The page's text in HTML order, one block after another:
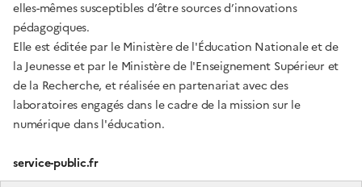
elles-mêmes susceptibles d’être sources d’innovations
pédagogiques.
Elle est éditée par le Ministère de l'Éducation Nationale et de
la Jeunesse et par le Ministère de l'Enseignement Supérieur et
de la Recherche, et réalisée en partenariat avec des
laboratoires engagés dans le cadre de la mission sur le
numérique dans l'éducation.
service-public.fr